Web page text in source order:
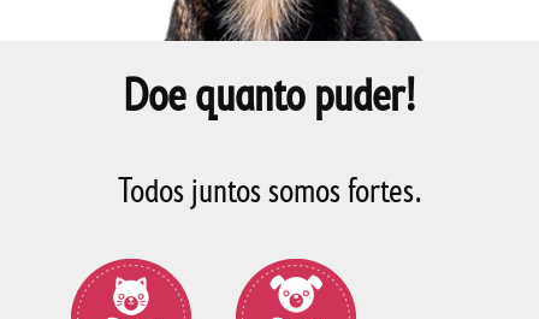
Doe quanto puder!
Todos juntos somos fortes.